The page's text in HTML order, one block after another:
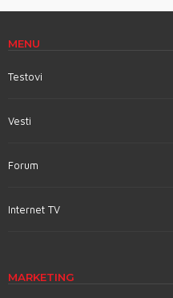
MENU
Testovi
Vesti
Forum
Internet TV
MARKETING